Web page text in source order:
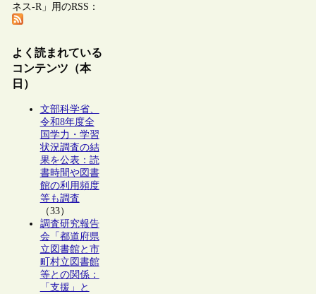
ネス-R」用のRSS：
よく読まれている
コンテンツ（本
日）
文部科学省、
令和8年度全
国学力・学習
状況調査の結
果を公表：読
書時間や図書
館の利用頻度
等も調査
（33）
調査研究報告
会「都道府県
立図書館と市
町村立図書館
等との関係：
「支援」と